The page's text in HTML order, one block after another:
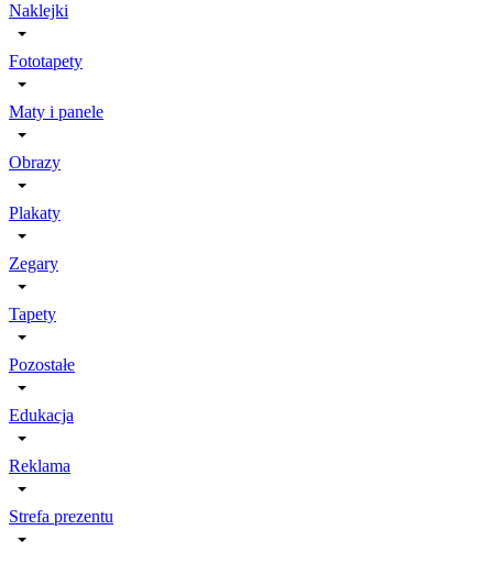
Naklejki
Fototapety
Maty i panele
Obrazy
Plakaty
Zegary
Tapety
Pozostałe
Edukacja
Reklama
Strefa prezentu